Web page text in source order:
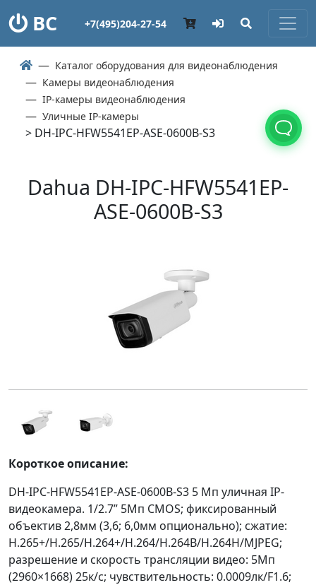
ВС +7(495)204-27-54
Каталог оборудования для видеонаблюдения
Камеры видеонаблюдения
IP-камеры видеонаблюдения
Уличные IP-камеры
> DH-IPC-HFW5541EP-ASE-0600B-S3
Dahua DH-IPC-HFW5541EP-
ASE-0600B-S3
Короткое описание:
DH-IPC-HFW5541EP-ASE-0600B-S3 5 Mп уличная IP-
видеокамера. 1/2.7” 5Мп CMOS; фиксированный
объектив 2,8мм (3,6; 6,0мм опционально); сжатие:
H.265+/H.265/H.264+/H.264/H.264B/H.264H/MJPEG;
разрешение и скорость трансляции видео: 5Мп
(2960×1668) 25к/с; чувствительность: 0.0009лк/F1.6;